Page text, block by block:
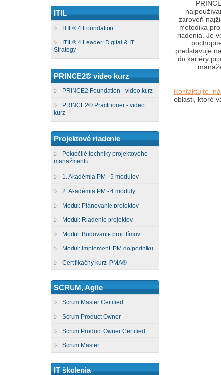
ITIL
ITIL® 4 Foundation
ITIL® 4 Leader: Digital & IT
Strategy
PRINCE2® video kurz
PRINCE2 Foundation - video kurz
PRINCE2® Practitioner - video
kurz
Projektové riadenie
Pokročilé techniky projektového
manažmentu
1. Akadémia PM - 5 modulov
2. Akadémia PM - 4 moduly
Modul: Plánovanie projektov
Modul: Riadenie projektov
Modul: Budovanie proj. tímov
Modul: Implement. PM do podniku
Certifikačný kurz IPMA®
SCRUM, Agile
Scrum Master Certified
Scrum Product Owner
Scrum Product Owner Certified
Scrum Master
IT školenia
zároveň
metodika
riadenia. Je
predstavuje
do kariéry
Kontaktujte
oblasti, ktoré